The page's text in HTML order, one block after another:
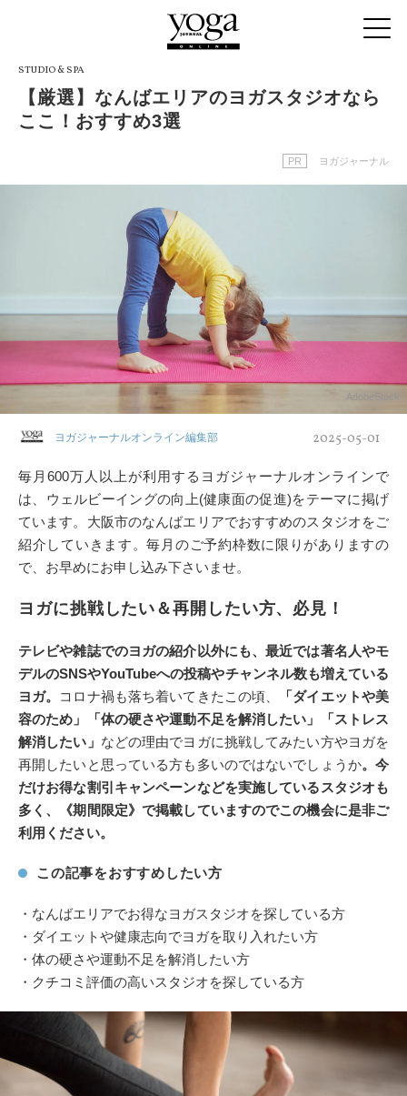
STUDIO & SPA
【厳選】なんばエリアのヨガスタジオなら
ここ！おすすめ3選
PR ヨガジャーナル
AdobeStock
ヨガジャーナルオンライン編集部 2025-05-01
毎月600万人以上が利用するヨガジャーナルオンラインで
は、ウェルビーイングの向上(健康面の促進)をテーマに掲げ
ています。大阪市のなんばエリアでおすすめのスタジオをご
紹介していきます。毎月のご予約枠数に限りがありますの
で、お早めにお申し込み下さいませ。
ヨガに挑戦したい＆再開したい方、必見！
テレビや雑誌でのヨガの紹介以外にも、最近では著名人やモ
デルのSNSやYouTubeへの投稿やチャンネル数も増えている
ヨガ。 コロナ禍も落ち着いてきたこの頃、
「ダイエットや美
容のため」「体の硬さや運動不足を解消したい」「ストレス
解消したい」 などの理由でヨガに挑戦してみたい方やヨガを
再開したいと思っている方も多いのではないでしょうか。今
だけお得な割引キャンペーンなどを実施しているスタジオも
多く、《期間限定》で掲載していますのでこの機会に是非ご
利用ください。
この記事をおすすめしたい方
・なんばエリアでお得なヨガスタジオを探している方
・ダイエットや健康志向でヨガを取り入れたい方
・体の硬さや運動不足を解消したい方
・クチコミ評価の高いスタジオを探している方